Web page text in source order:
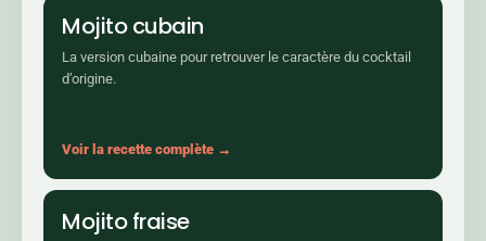
Mojito cubain
La version cubaine pour retrouver le caractère du cocktail
d’origine.
Voir la recette complète →
Mojito fraise